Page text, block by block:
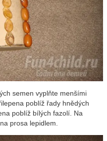
semen vyplňte menšími
poblíž řady hnědých
poblíž bílých fazolí. Na
prosa lepidlem.